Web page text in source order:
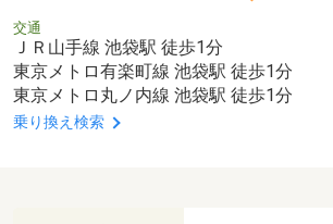
交通
ＪＲ山手線 池袋駅 徒歩1分
東京メトロ有楽町線 池袋駅 徒歩1分
東京メトロ丸ノ内線 池袋駅 徒歩1分
乗り換え検索